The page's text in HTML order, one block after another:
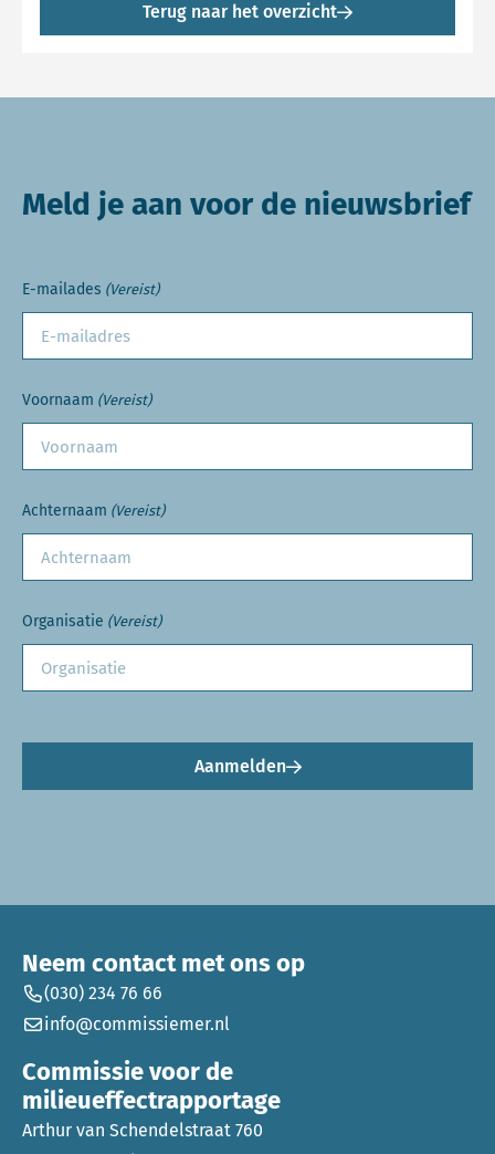
Terug naar het overzicht
Meld je aan voor de nieuwsbrief
E-mailades (Vereist)
Voornaam (Vereist)
Achternaam (Vereist)
Organisatie (Vereist)
Aanmelden
Neem contact met ons op
(030) 234 76 66
info@commissiemer.nl
Commissie voor de
milieueffectrapportage
Arthur van Schendelstraat 760